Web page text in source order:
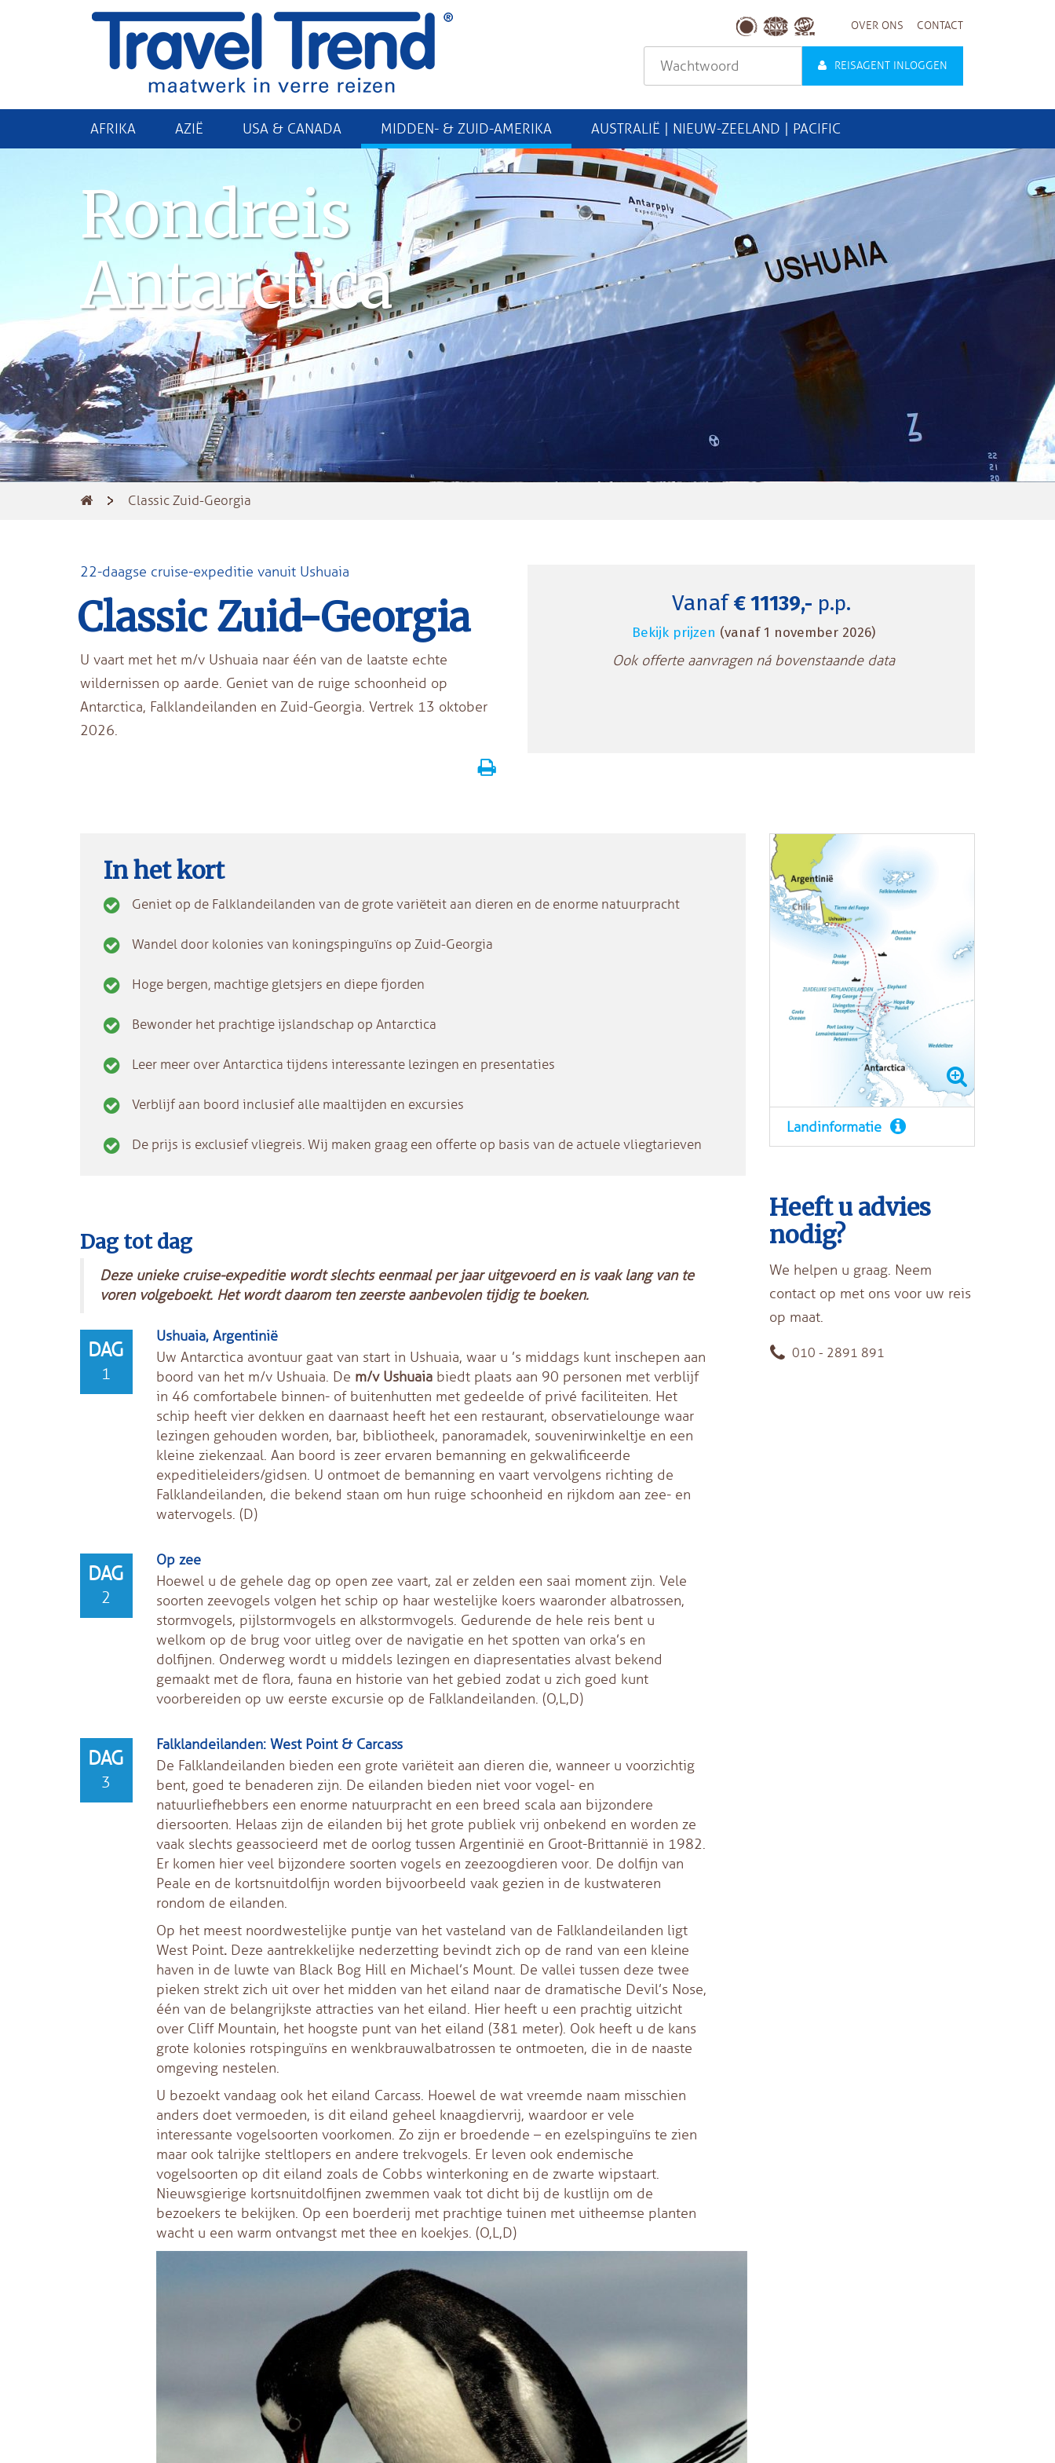
OVER ONS CONTACT
REISAGENT INLOGGEN
AFRIKA AZIË USA & CANADA MIDDEN- & ZUID-AMERIKA AUSTRALIË | NIEUW-ZEELAND | PACIFIC
Rondreis
Antarctica
Classic Zuid-Georgia
22-daagse cruise-expeditie vanuit Ushuaia
Classic Zuid-Georgia
U vaart met het m/v Ushuaia naar één van de laatste echte
wildernissen op aarde. Geniet van de ruige schoonheid op
Antarctica, Falklandeilanden en Zuid-Georgia. Vertrek 13 oktober
2026.
Vanaf€ 11139,- p.p.
Bekijk prijzen (vanaf 1 november 2026)
Ook offerte aanvragen ná bovenstaande data
In het kort
Geniet op de Falklandeilanden van de grote variëteit aan dieren en de enorme natuurpracht
Wandel door kolonies van koningspinguïns op Zuid-Georgia
Hoge bergen, machtige gletsjers en diepe fjorden
Bewonder het prachtige ijslandschap op Antarctica
Leer meer over Antarctica tijdens interessante lezingen en presentaties
Verblijf aan boord inclusief alle maaltijden en excursies
De prijs is exclusief vliegreis. Wij maken graag een offerte op basis van de actuele vliegtarieven
Dag tot dag
Deze unieke cruise-expeditie wordt slechts eenmaal per jaar uitgevoerd en is vaak lang van te
voren volgeboekt. Het wordt daarom ten zeerste aanbevolen tijdig te boeken.
DAG
1
Ushuaia, Argentinië
Uw Antarctica avontuur gaat van start in Ushuaia, waar u ’s middags kunt inschepen aan
boord van het m/v Ushuaia. De m/v Ushuaiabiedt plaats aan 90 personen met verblijf
in 46 comfortabele binnen- of buitenhutten met gedeelde of privé faciliteiten. Het
schip heeft vier dekken en daarnaast heeft het een restaurant, observatielounge waar
lezingen gehouden worden, bar, bibliotheek, panoramadek, souvenirwinkeltje en een
kleine ziekenzaal. Aan boord is zeer ervaren bemanning en gekwalificeerde
expeditieleiders/gidsen. U ontmoet de bemanning en vaart vervolgens richting de
Falklandeilanden, die bekend staan om hun ruige schoonheid en rijkdom aan zee- en
watervogels. (D)
DAG
2
Op zee
Hoewel u de gehele dag op open zee vaart, zal er zelden een saai moment zijn. Vele
soorten zeevogels volgen het schip op haar westelijke koers waaronder albatrossen,
stormvogels, pijlstormvogels en alkstormvogels. Gedurende de hele reis bent u
welkom op de brug voor uitleg over de navigatie en het spotten van orka’s en
dolfijnen. Onderweg wordt u middels lezingen en diapresentaties alvast bekend
gemaakt met de flora, fauna en historie van het gebied zodat u zich goed kunt
voorbereiden op uw eerste excursie op de Falklandeilanden. (O,L,D)
DAG
3
Falklandeilanden: West Point & Carcass
De Falklandeilanden bieden een grote variëteit aan dieren die, wanneer u voorzichtig
bent, goed te benaderen zijn. De eilanden bieden niet voor vogel- en
natuurliefhebbers een enorme natuurpracht en een breed scala aan bijzondere
diersoorten. Helaas zijn de eilanden bij het grote publiek vrij onbekend en worden ze
vaak slechts geassocieerd met de oorlog tussen Argentinië en Groot-Brittannië in 1982.
Er komen hier veel bijzondere soorten vogels en zeezoogdieren voor. De dolfijn van
Peale en de kortsnuitdolfijn worden bijvoorbeeld vaak gezien in de kustwateren
rondom de eilanden.
Op het meest noordwestelijke puntje van het vasteland van de Falklandeilanden ligt
West Point.Deze aantrekkelijke nederzetting bevindt zich op de rand van een kleine
haven in de luwte van Black Bog Hill en Michael’s Mount. De vallei tussen deze twee
pieken strekt zich uit over het midden van het eiland naar de dramatische Devil’s Nose,
één van de belangrijkste attracties van het eiland. Hier heeft u een prachtig uitzicht
over Cliff Mountain, het hoogste punt van het eiland (381 meter). Ook heeft u de kans
grote kolonies rotspinguïns en wenkbrauwalbatrossen te ontmoeten, die in de naaste
omgeving nestelen.
U bezoekt vandaag ook het eiland Carcass. Hoewel de wat vreemde naam misschien
anders doet vermoeden, is dit eiland geheel knaagdiervrij, waardoor er vele
interessante vogelsoorten voorkomen. Zo zijn er broedende – en ezelspinguïns te zien
maar ook talrijke steltlopers en andere trekvogels. Er leven ook endemische
vogelsoorten op dit eiland zoals de Cobbs winterkoning en de zwarte wipstaart.
Nieuwsgierige kortsnuitdolfijnen zwemmen vaak tot dicht bij de kustlijn om de
bezoekers te bekijken. Op een boerderij met prachtige tuinen met uitheemse planten
wacht u een warm ontvangst met thee en koekjes. (O,L,D)
Landinformatie
Heeft u advies
nodig?
We helpen u graag. Neem
contact op met ons voor uw reis
op maat.
010 - 2891 891